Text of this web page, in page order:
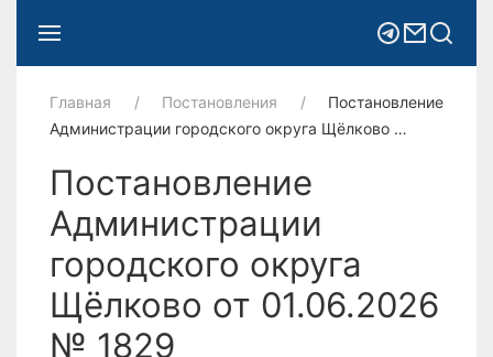
Главная Постановления
Постановление
Администрации городского округа Щёлково …
Постановление
Администрации
городского округа
Щёлково от 01.06.2026
№ 1829